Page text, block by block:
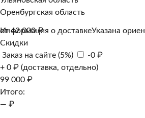
Оренбургская область
Информация о доставкеУказана
от 42 000 ₽
Скидки
Заказ на сайте (5%)
-0 ₽
+ 0 ₽ (доставка, отдельно)
99 000 ₽
Итого:
— ₽